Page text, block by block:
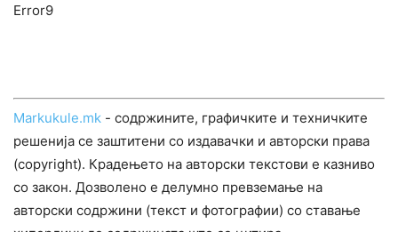
Error9
Markukule.mk - содржините, графичките и техничките
решенија се заштитени со издавачки и авторски права
(copyright). Крадењето на авторски текстови е казниво
со закон. Дозволено е делумно превземање на
авторски содржини (текст и фотографии) со ставање